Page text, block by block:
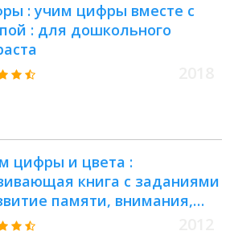
: учим цифры вместе с
: для дошкольного
цифры и цвета :
книга с заданиями
памяти, внимания,
подготовка к школе :